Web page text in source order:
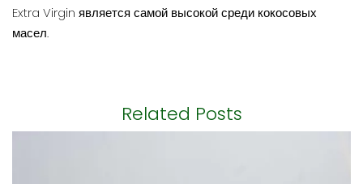
Extra Virgin является самой высокой среди кокосовых
масел.
Related Posts